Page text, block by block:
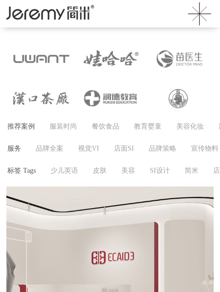
推荐案例 服装时尚 餐饮食品 教育婴童 美容化妆
服务 品牌全案 视觉VI 店面SI 品牌策略 宣传物料
标签 Tags 少儿英语 皮肤 美容 SI设计 简米